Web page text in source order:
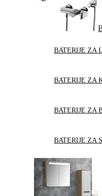
BATERIJE ZA
BATERIJE ZA
BATERIJE ZA
BATERIJE ZA